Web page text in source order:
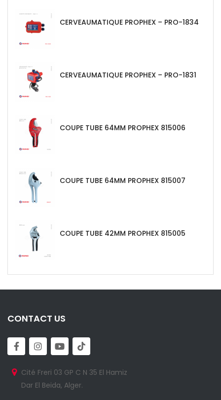
CERVEAUMATIQUE PROPHEX – PRO-1834
CERVEAUMATIQUE PROPHEX – PRO-1831
COUPE TUBE 64MM PROPHEX 815006
COUPE TUBE 64MM PROPHEX 815007
COUPE TUBE 42MM PROPHEX 815005
CONTACT US
Cité Freri 03 GP C N 35 El Hamiz
Dar El Beida, Alger.